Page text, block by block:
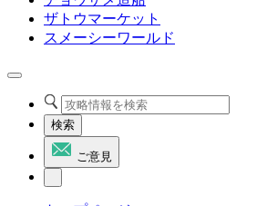
ザトウマーケット
スメーシーワールド
検索
ご意見